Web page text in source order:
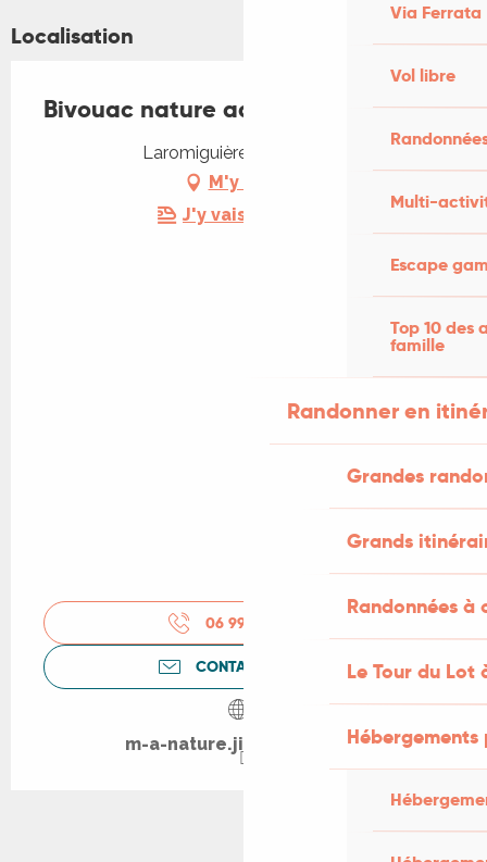
Via Ferrata
Vol libre
Multi-
Escape
Top 10 des
famille
Randonner en
Grandes
Grands
Randonnées
Le Tour du Lot
Localisation
Bivouac nature ados
Laromiguière, 46170 Pern
M'y rendre
J'y vais en train !
06 99 08 95
CONTACTEZ-NOUS
m-a-nature.jimdosite.com